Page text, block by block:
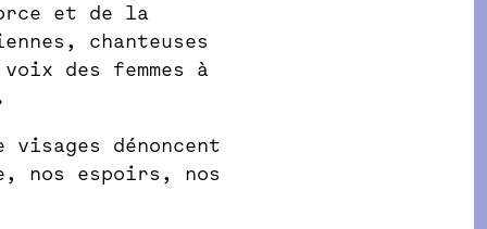
et de la
chanteuses
des femmes à
dénoncent
nos espoirs, nos